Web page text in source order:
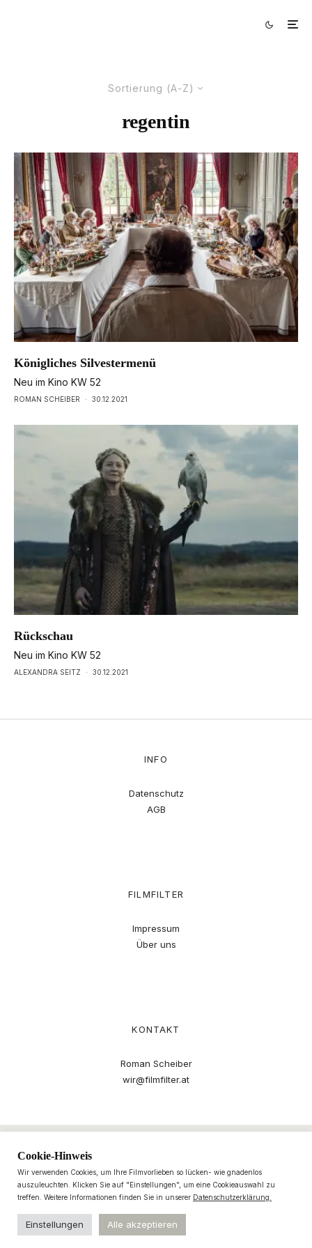
Sortierung (A-Z)
regentin
Königliches Silvestermenü
Neu im Kino KW 52
ROMAN SCHEIBER · 30.12.2021
Rückschau
Neu im Kino KW 52
ALEXANDRA SEITZ · 30.12.2021
INFO
Datenschutz
AGB
FILMFILTER
Impressum
Über uns
KONTAKT
Roman Scheiber
wir@filmfilter.at
Cookie-Hinweis
Wir verwenden Cookies, um Ihre Filmvorlieben so lücken- wie gnadenlos
auszuleuchten. Klicken Sie auf "Einstellungen", um eine Cookieauswahl zu
treffen. Weitere Informationen finden Sie in unserer Datenschutzerklärung.
Einstellungen Alle akzeptieren